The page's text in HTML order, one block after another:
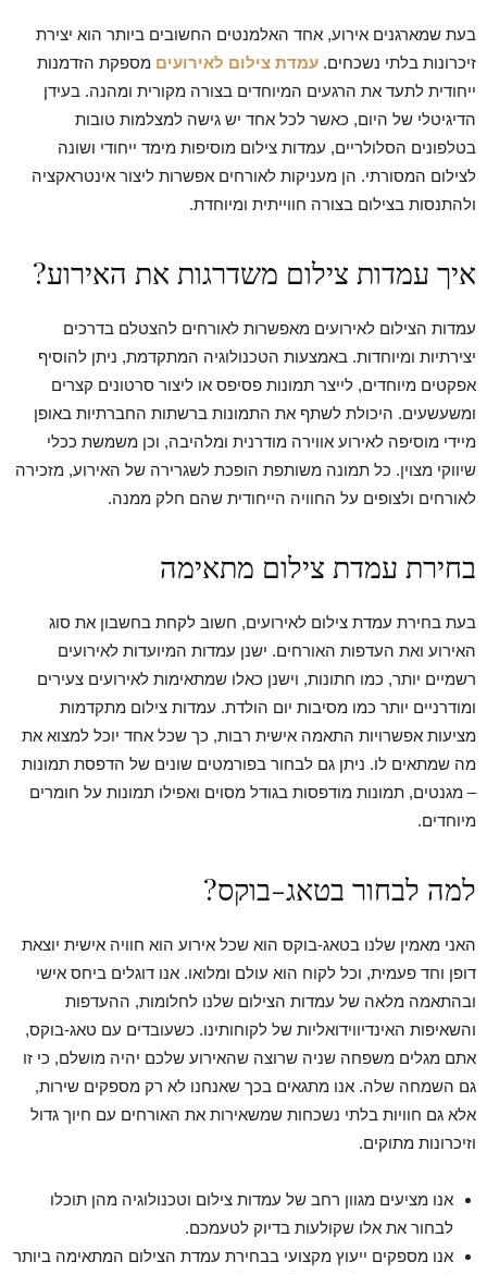
בעת שמארגנים אירוע, אחד האלמנטים החשובים ביותר הוא יצירת
זיכרונות בלתי נשכחים. עמדת צילום לאירועים מספקת הזדמנות
ייחודית לתעד את הרגעים המיוחדים בצורה מקורית ומהנה. בעידן
הדיגיטלי של היום, כאשר לכל אחד יש גישה למצלמות טובות
בטלפונים הסלולריים, עמדות צילום מוסיפות מימד ייחודי ושונה
לצילום המסורתי. הן מעניקות לאורחים אפשרות ליצור אינטראקציה
ולהתנסות בצילום בצורה חווייתית ומיוחדת.
איך עמדות צילום משדרגות את האירוע?
עמדות הצילום לאירועים מאפשרות לאורחים להצטלם בדרכים
יצירתיות ומיוחדות. באמצעות הטכנולוגיה המתקדמת, ניתן להוסיף
אפקטים מיוחדים, לייצר תמונות פסיפס או ליצור סרטונים קצרים
ומשעשעים. היכולת לשתף את התמונות ברשתות החברתיות באופן
מיידי מוסיפה לאירוע אווירה מודרנית ומלהיבה, וכן משמשת ככלי
שיווקי מצוין. כל תמונה משותפת הופכת לשגרירה של האירוע, מזכירה
לאורחים ולצופים על החוויה הייחודית שהם חלק ממנה.
בחירת עמדת צילום מתאימה
בעת בחירת עמדת צילום לאירועים, חשוב לקחת בחשבון את סוג
האירוע ואת העדפות האורחים. ישנן עמדות המיועדות לאירועים
רשמיים יותר, כמו חתונות, וישנן כאלו שמתאימות לאירועים צעירים
ומודרניים יותר כמו מסיבות יום הולדת. עמדות צילום מתקדמות
מציעות אפשרויות התאמה אישית רבות, כך שכל אחד יוכל למצוא את
מה שמתאים לו. ניתן גם לבחור בפורמטים שונים של הדפסת תמונות
– מגנטים, תמונות מודפסות בגודל מסוים ואפילו תמונות על חומרים
מיוחדים.
למה לבחור בטאג-בוקס?
האני מאמין שלנו בטאג-בוקס הוא שכל אירוע הוא חוויה אישית יוצאת
דופן וחד פעמית, וכל לקוח הוא עולם ומלואו. אנו דוגלים ביחס אישי
ובהתאמה מלאה של עמדות הצילום שלנו לחלומות, ההעדפות
והשאיפות האינדיווידואליות של לקוחותינו. כשעובדים עם טאג-בוקס,
אתם מגלים משפחה שניה שרוצה שהאירוע שלכם יהיה מושלם, כי זו
גם השמחה שלה. אנו מתגאים בכך שאנחנו לא רק מספקים שירות,
אלא גם חוויות בלתי נשכחות שמשאירות את האורחים עם חיוך גדול
וזיכרונות מתוקים.
אנו מציעים מגוון רחב של עמדות צילום וטכנולוגיה מהן תוכלו
לבחור את אלו שקולעות בדיוק לטעמכם.
אנו מספקים ייעוץ מקצועי בבחירת עמדת הצילום המתאימה ביותר